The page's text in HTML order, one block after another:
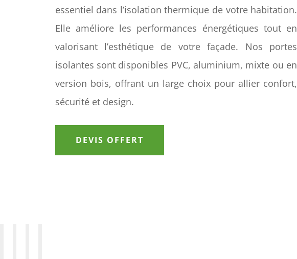
essentiel dans l’isolation thermique de votre habitation.
Elle améliore les performances énergétiques tout en
valorisant l’esthétique de votre façade. Nos portes
isolantes sont disponibles PVC, aluminium, mixte ou en
version bois, offrant un large choix pour allier confort,
sécurité et design.
DEVIS OFFERT